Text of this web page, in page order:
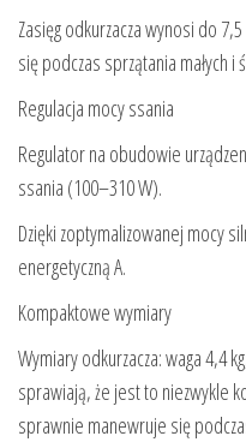
Zasięg odkurzacza wynosi do
się podczas sprzątania małych
Regulacja mocy ssania
Regulator na obudowie
ssania (100–310 W).
Dzięki zoptymalizowanej mocy
energetyczną A.
Kompaktowe wymiary
Wymiary odkurzacza: waga 4,4
sprawiają, że jest to niezwykle
sprawnie manewruje się